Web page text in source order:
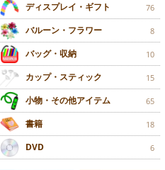
ディスプレイ・ギフト 76
バルーン・フラワー 8
バッグ・収納 10
カップ・スティック 15
小物・その他アイテム 65
書籍 18
DVD 6